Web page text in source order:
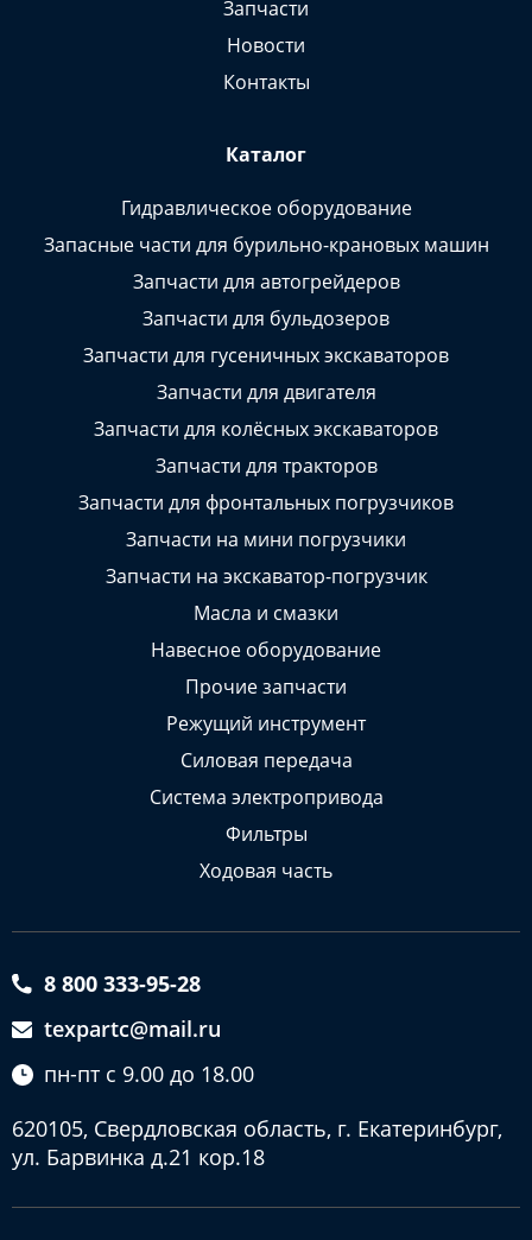
Запчасти
Новости
Контакты
Каталог
Гидравлическое оборудование
Запасные части для бурильно-крановых машин
Запчасти для автогрейдеров
Запчасти для бульдозеров
Запчасти для гусеничных экскаваторов
Запчасти для двигателя
Запчасти для колёсных экскаваторов
Запчасти для тракторов
Запчасти для фронтальных погрузчиков
Запчасти на мини погрузчики
Запчасти на экскаватор-погрузчик
Масла и смазки
Навесное оборудование
Прочие запчасти
Режущий инструмент
Силовая передача
Система электропривода
Фильтры
Ходовая часть
8 800 333-95-28
texpartc@mail.ru
пн-пт с 9.00 до 18.00
620105, Свердловская область, г. Екатеринбург,
ул. Барвинка д.21 кор.18